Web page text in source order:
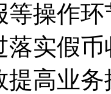
等操作
落实假
高业